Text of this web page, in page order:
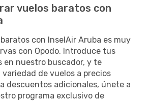
vuelos baratos con
con InselAir Aruba es muy
con Opodo. Introduce tus
en nuestro buscador, y te
de vuelos a precios
descuentos adicionales, únete a
programa exclusivo de